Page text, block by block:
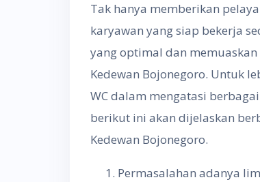
Tak hanya memberikan
karyawan yang siap bekerja
yang optimal dan
Kedewan Bojonegoro. Untuk
WC dalam mengatasi
berikut ini akan dijelaskan
Kedewan Bojonegoro.
Permasalahan adanya